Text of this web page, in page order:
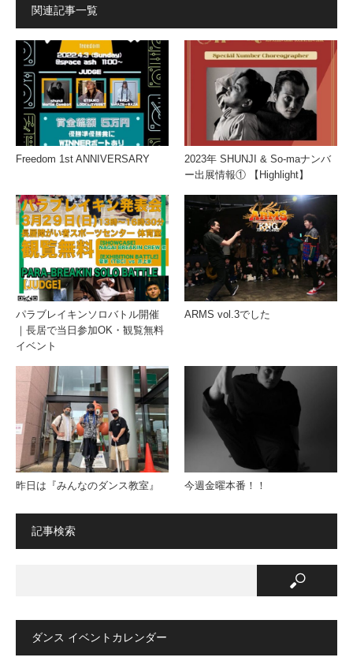
関連記事一覧
Freedom 1st ANNIVERSARY
2023年 SHUNJI & So-maナンバ
ー出展情報① 【Highlight】
パラブレイキンソロバトル開催
｜長居で当日参加OK・観覧無料
イベント
ARMS vol.3でした
昨日は『みんなのダンス教室』 今週金曜本番！！
記事検索
ダンス イベントカレンダー